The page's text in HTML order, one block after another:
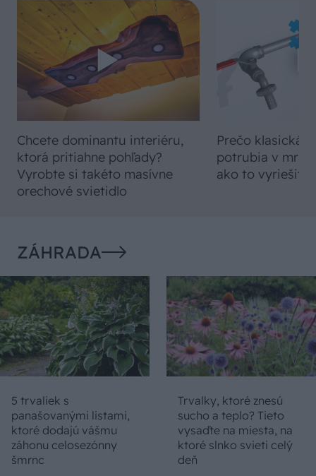
Chcete dominantu interiéru,
ktorá pritiahne pohľady?
Vyrobte si takéto masívne
orechové svietidlo
Prečo klasická
potrubia v
ako to vyriešiť
ZÁHRADA
5 trvaliek s
panašovanými listami,
ktoré dodajú vášmu
záhonu celosezónny
šmrnc
Trvalky, ktoré znesú
sucho a teplo? Tieto
vysaďte na miesta, na
ktoré slnko svieti celý
deň